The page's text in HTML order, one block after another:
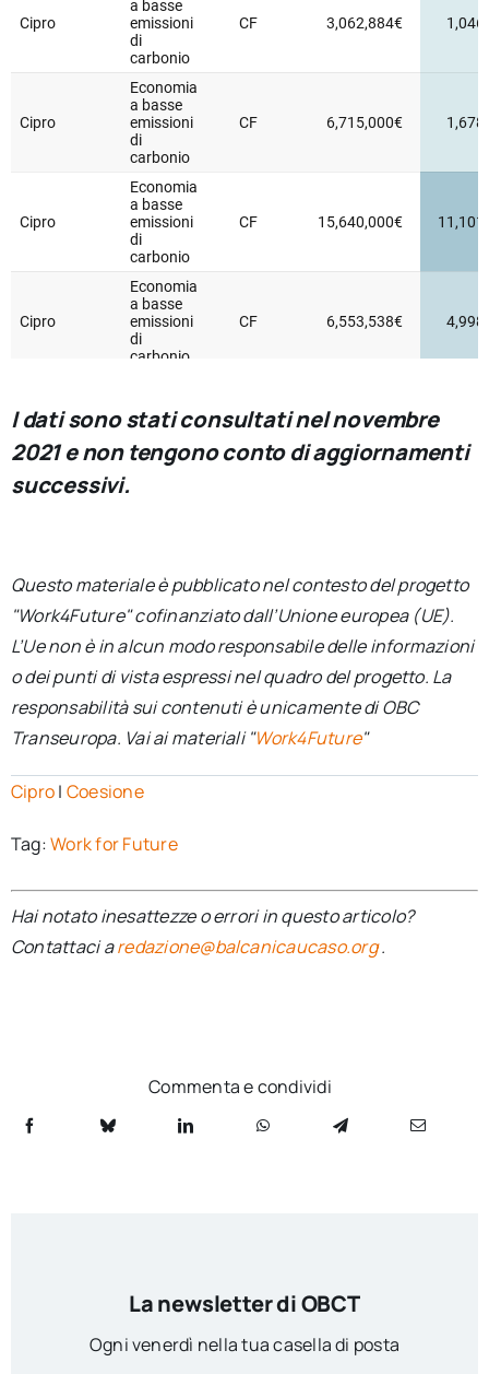
I dati sono stati consultati nel novembre
2021 e non tengono conto di aggiornamenti
successivi.
Questo materiale è pubblicato nel contesto del progetto
"Work4Future" cofinanziato dall’Unione europea (UE).
L’Ue non è in alcun modo responsabile delle informazioni
o dei punti di vista espressi nel quadro del progetto. La
responsabilità sui contenuti è unicamente di OBC
Transeuropa. Vai ai materiali "Work4Future"
Cipro| Coesione
Tag:Work for Future
Hai notato inesattezze o errori in questo articolo?
Contattaci aredazione@balcanicaucaso.org.
Commenta e condividi
La newsletter di OBCT
Ogni venerdì nella tua casella di posta